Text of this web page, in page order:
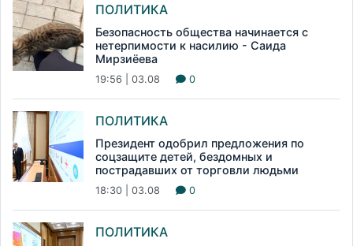
ПОЛИТИКА
Безопасность общества начинается с
нетерпимости к насилию - Саида
Мирзиёева
19:56 | 03.08 0
ПОЛИТИКА
Президент одобрил предложения по
соцзащите детей, бездомных и
пострадавших от торговли людьми
18:30 | 03.08 0
ПОЛИТИКА